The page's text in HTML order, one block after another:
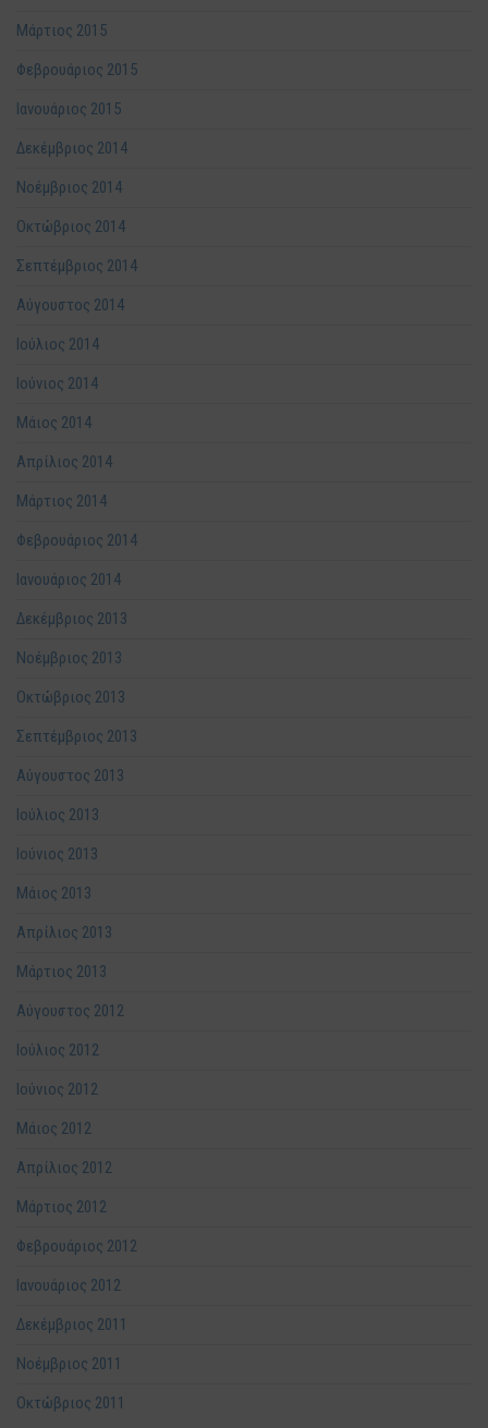
Μάρτιος 2015
Φεβρουάριος 2015
Ιανουάριος 2015
Δεκέμβριος 2014
Νοέμβριος 2014
Οκτώβριος 2014
Σεπτέμβριος 2014
Αύγουστος 2014
Ιούλιος 2014
Ιούνιος 2014
Μάιος 2014
Απρίλιος 2014
Μάρτιος 2014
Φεβρουάριος 2014
Ιανουάριος 2014
Δεκέμβριος 2013
Νοέμβριος 2013
Οκτώβριος 2013
Σεπτέμβριος 2013
Αύγουστος 2013
Ιούλιος 2013
Ιούνιος 2013
Μάιος 2013
Απρίλιος 2013
Μάρτιος 2013
Αύγουστος 2012
Ιούλιος 2012
Ιούνιος 2012
Μάιος 2012
Απρίλιος 2012
Μάρτιος 2012
Φεβρουάριος 2012
Ιανουάριος 2012
Δεκέμβριος 2011
Νοέμβριος 2011
Οκτώβριος 2011